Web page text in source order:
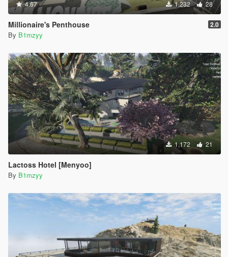
4.67 1,232 28
Millionaire's Penthouse 2.0
By B1mzyy
1,172 21
Lactoss Hotel [Menyoo]
By B1mzyy